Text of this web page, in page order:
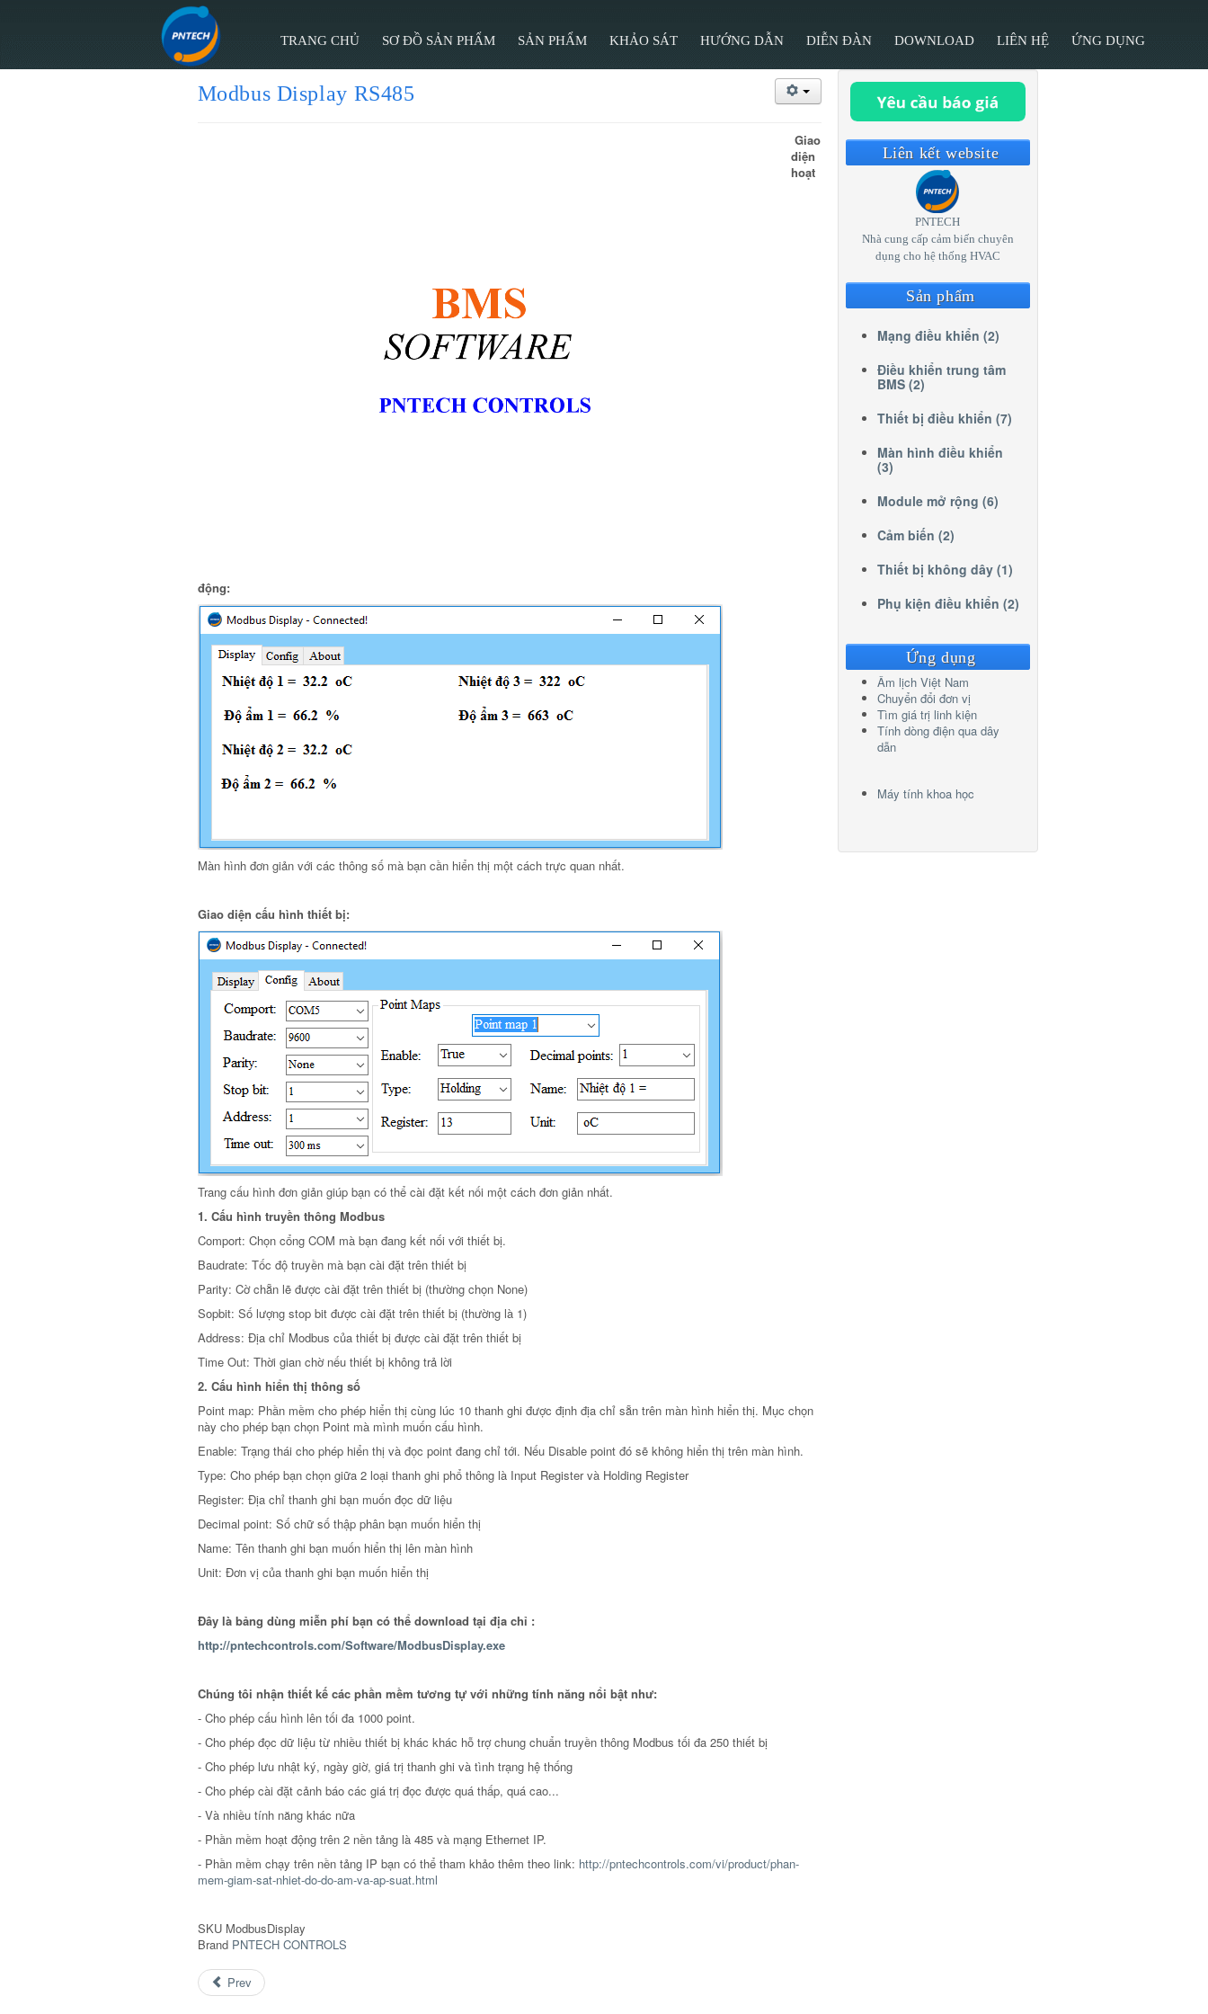
TRANG CHỦ SƠ ĐỒ SẢN PHẨM SẢN PHẨM KHẢO SÁT HƯỚNG DẪN DIỄN ĐÀN DOWNLOAD LIÊN HỆ ỨNG DỤNG
Modbus Display RS485
Giao
diện
hoạt
động:
Màn hình đơn giản với các thông số mà bạn cần hiển thị một cách trực quan nhất.
Giao diện cấu hình thiết bị:
Trang cấu hình đơn giản giúp bạn có thể cài đặt kết nối một cách đơn giản nhất.
1. Cấu hình truyền thông Modbus
Comport: Chọn cổng COM mà bạn đang kết nối với thiết bị.
Baudrate: Tốc độ truyền mà bạn cài đặt trên thiết bị
Parity: Cờ chẵn lẽ được cài đặt trên thiết bị (thường chọn None)
Sopbit: Số lượng stop bit được cài đặt trên thiết bị (thường là 1)
Address: Địa chỉ Modbus của thiết bị được cài đặt trên thiết bị
Time Out: Thời gian chờ nếu thiết bị không trả lời
2. Cấu hình hiển thị thông số
Point map: Phần mềm cho phép hiển thị cùng lúc 10 thanh ghi được định địa chỉ sẵn trên màn hình hiển thị. Mục chọn
này cho phép bạn chọn Point mà mình muốn cấu hình.
Enable: Trạng thái cho phép hiển thị và đọc point đang chỉ tới. Nếu Disable point đó sẽ không hiển thị trên màn hình.
Type: Cho phép bạn chọn giữa 2 loại thanh ghi phổ thông là Input Register và Holding Register
Register: Địa chỉ thanh ghi bạn muốn đọc dữ liệu
Decimal point: Số chữ số thập phân bạn muốn hiển thị
Name: Tên thanh ghi bạn muốn hiển thị lên màn hình
Unit: Đơn vị của thanh ghi bạn muốn hiển thị
Đây là bảng dùng miễn phí bạn có thể download tại địa chỉ :
http://pntechcontrols.com/Software/ModbusDisplay.exe
Chúng tôi nhận thiết kế các phần mềm tương tự với những tính năng nổi bật như:
- Cho phép cấu hình lên tối đa 1000 point.
- Cho phép đọc dữ liệu từ nhiều thiết bị khác khác hỗ trợ chung chuẩn truyền thông Modbus tối đa 250 thiết bị
- Cho phép lưu nhật ký, ngày giờ, giá trị thanh ghi và tình trạng hệ thống
- Cho phép cài đặt cảnh báo các giá trị đọc được quá thấp, quá cao...
- Và nhiều tính năng khác nữa
- Phần mềm hoạt động trên 2 nền tảng là 485 và mạng Ethernet IP.
- Phần mềm chạy trên nền tảng IP bạn có thể tham khảo thêm theo link: http://pntechcontrols.com/vi/product/phan-
mem-giam-sat-nhiet-do-do-am-va-ap-suat.html
SKU ModbusDisplay
Brand PNTECH CONTROLS
Prev
Liên kết website
PNTECH
Nhà cung cấp cảm biến chuyên
dụng cho hệ thống HVAC
Sản phẩm
Mạng điều khiển (2)
Điều khiển trung tâm
BMS (2)
Thiết bị điều khiển (7)
Màn hình điều khiển
(3)
Module mở rộng (6)
Cảm biến (2)
Thiết bị không dây (1)
Phụ kiện điều khiển (2)
Ứng dụng
Âm lịch Việt Nam
Chuyển đổi đơn vị
Tìm giá trị linh kiện
Tính dòng điện qua dây
dẫn
Máy tính khoa học